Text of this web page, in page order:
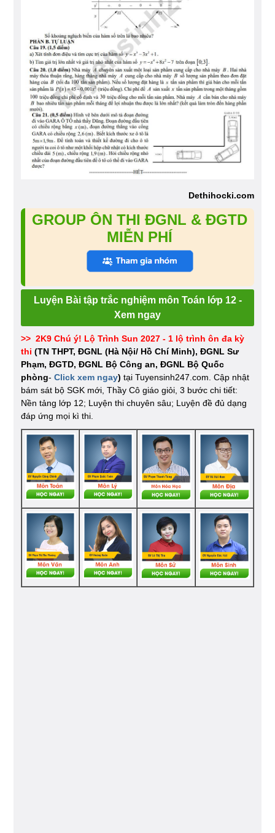
Dethihocki.com
GROUP ÔN THI ĐGNL & ĐGTD
MIỄN PHÍ
Luyện Bài tập trắc nghiệm môn Toán lớp 12 -
Xem ngay
>> 2K9 Chú ý! Lộ Trình Sun 2027 - 1 lộ trình ôn đa kỳ
thi (TN THPT, ĐGNL (Hà Nội/ Hồ Chí Minh), ĐGNL Sư
Phạm, ĐGTD, ĐGNL Bộ Công an, ĐGNL Bộ Quốc
phòng- Click xem ngay) tại Tuyensinh247.com. Cập nhật
bám sát bộ SGK mới, Thầy Cô giáo giỏi, 3 bước chi tiết:
Nền tảng lớp 12; Luyện thi chuyên sâu; Luyện đề đủ dạng
đáp ứng mọi kì thi.